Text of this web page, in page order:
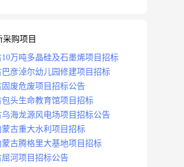
采购项目
10万吨多晶硅及石墨烯项目招标
巴彦淖尔幼儿园修建项目招标
固废危废项目招标公告
包头生命教育馆项目招标
乌海龙源风电场项目招标公告
蒙古重大水利项目招标
古腾格里大基地项目招标
屈河项目招标公告